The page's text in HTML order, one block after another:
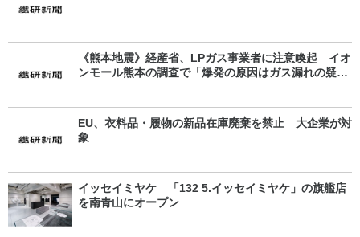
《熊本地震》経産省、LPガス事業者に注意喚起 イオ
ンモール熊本の調査で「爆発の原因はガス漏れの疑
EU、衣料品・履物の新品在庫廃棄を禁止 大企業が対
象
イッセイミヤケ 「132 5.イッセイミヤケ」の旗艦店
を南青山にオープン